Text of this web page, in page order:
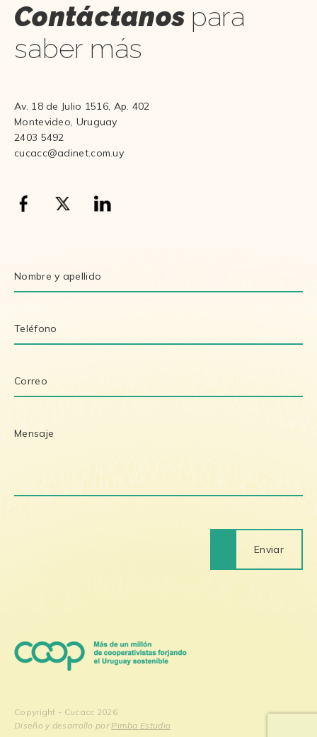
Contáctanos para
saber más
Av. 18 de Julio 1516, Ap. 402
Montevideo, Uruguay
2403 5492
cucacc@adinet.com.uy
Enviar
Copyright - Cucacc 2026
Diseño y desarrollo por Pimba Estudio